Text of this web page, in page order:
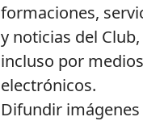
formaciones,
y noticias del Club,
incluso por medios
electrónicos.
Difundir imágenes